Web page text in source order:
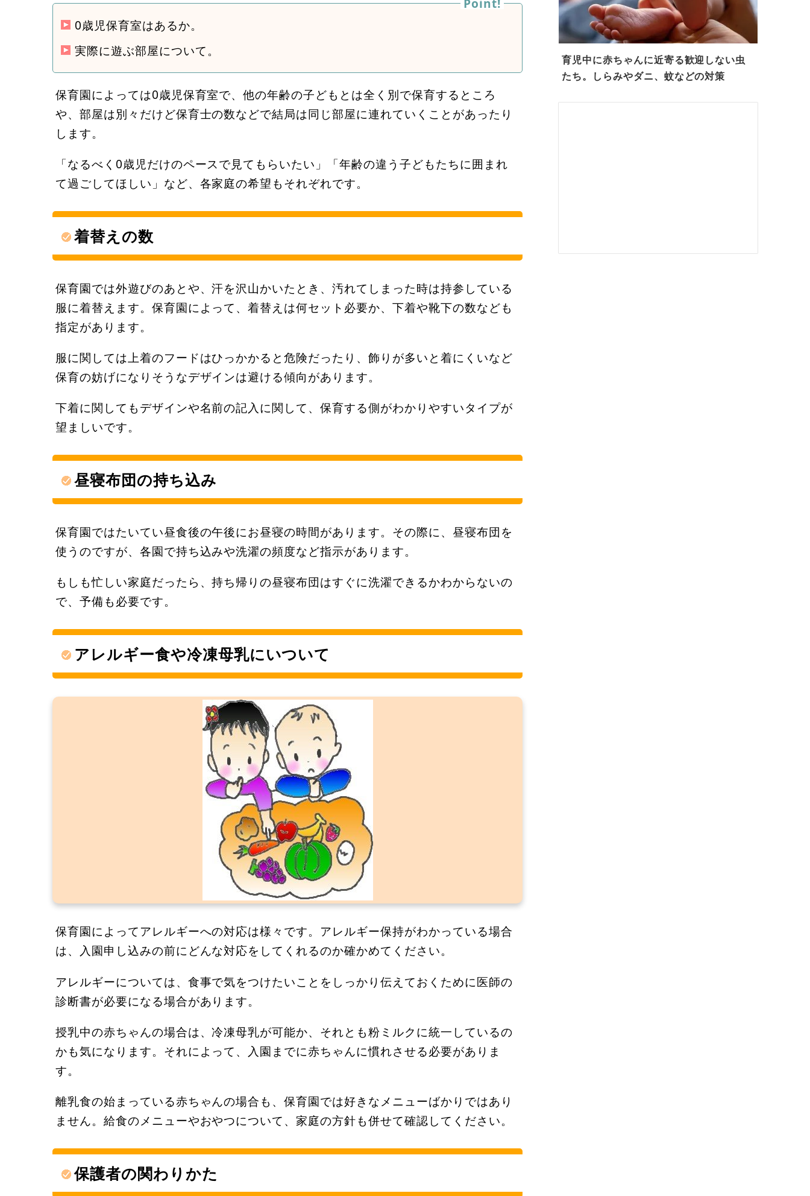
0歳児保育室はあるか。
実際に遊ぶ部屋について。
保育園によっては0歳児保育室で、他の年齢の子どもとは全く別で保育するところ
や、部屋は別々だけど保育士の数などで結局は同じ部屋に連れていくことがあったり
します。
「なるべく0歳児だけのペースで見てもらいたい」「年齢の違う子どもたちに囲まれ
て過ごしてほしい」など、各家庭の希望もそれぞれです。
着替えの数
保育園では外遊びのあとや、汗を沢山かいたとき、汚れてしまった時は持参している
服に着替えます。保育園によって、着替えは何セット必要か、下着や靴下の数なども
指定があります。
服に関しては上着のフードはひっかかると危険だったり、飾りが多いと着にくいなど
保育の妨げになりそうなデザインは避ける傾向があります。
下着に関してもデザインや名前の記入に関して、保育する側がわかりやすいタイプが
望ましいです。
昼寝布団の持ち込み
保育園ではたいてい昼食後の午後にお昼寝の時間があります。その際に、昼寝布団を
使うのですが、各園で持ち込みや洗濯の頻度など指示があります。
もしも忙しい家庭だったら、持ち帰りの昼寝布団はすぐに洗濯できるかわからないの
で、予備も必要です。
アレルギー食や冷凍母乳にいついて
保育園によってアレルギーへの対応は様々です。アレルギー保持がわかっている場合
は、入園申し込みの前にどんな対応をしてくれるのか確かめてください。
アレルギーについては、食事で気をつけたいことをしっかり伝えておくために医師の
診断書が必要になる場合があります。
授乳中の赤ちゃんの場合は、冷凍母乳が可能か、それとも粉ミルクに統一しているの
かも気になります。それによって、入園までに赤ちゃんに慣れさせる必要がありま
す。
離乳食の始まっている赤ちゃんの場合も、保育園では好きなメニューばかりではあり
ません。給食のメニューやおやつについて、家庭の方針も併せて確認してください。
保護者の関わりかた
育児中に赤ちゃんに近寄る歓迎しない虫
たち。しらみやダニ、蚊などの対策